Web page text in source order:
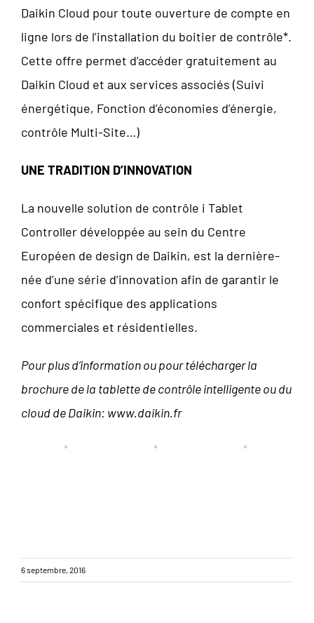
Daikin Cloud pour toute ouverture de compte en
ligne lors de l’installation du boitier de contrôle*.
Cette offre permet d’accéder gratuitement au
Daikin Cloud et aux services associés (Suivi
énergétique, Fonction d’économies d’énergie,
contrôle Multi-Site…)
UNE TRADITION D’INNOVATION
La nouvelle solution de contrôle i Tablet
Controller développée au sein du Centre
Européen de design de Daikin, est la dernière-
née d’une série d’innovation afin de garantir le
confort spécifique des applications
commerciales et résidentielles.
Pour plus d’information ou pour télécharger la
brochure de la tablette de contrôle intelligente ou du
cloud de Daikin: www.daikin.fr
6 septembre, 2016